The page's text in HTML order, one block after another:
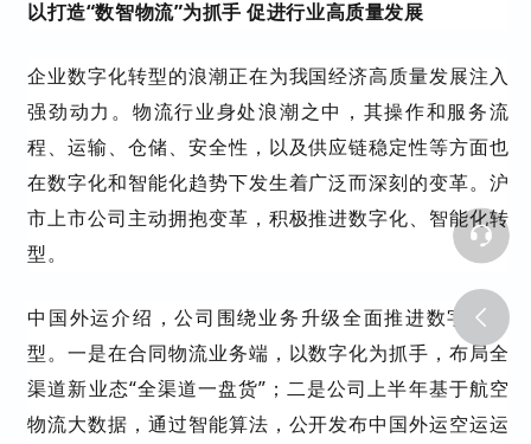
以打造“数智物流”为抓手 促进行业高质量发展
企业数字化转型的浪潮正在为我国经济高质量发展注入
强劲动力。物流行业身处浪潮之中，其操作和服务流
程、运输、仓储、安全性，以及供应链稳定性等方面也
在数字化和智能化趋势下发生着广泛而深刻的变革。沪
市上市公司主动拥抱变革，积极推进数字化、智能化转
型。
中国外运介绍，公司围绕业务升级全面推进数字化转
型。一是在合同物流业务端，以数字化为抓手，布局全
渠道新业态“全渠道一盘货”；二是公司上半年基于航空
物流大数据，通过智能算法，公开发布中国外运空运运